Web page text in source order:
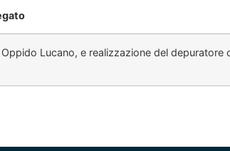
Lucano, e realizzazione del depuratore